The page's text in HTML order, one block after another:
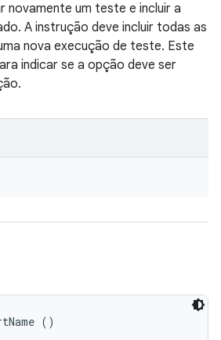
novamente um teste e incluir a
A instrução deve incluir todas as
nova execução de teste. Este
indicar se a opção deve ser
()